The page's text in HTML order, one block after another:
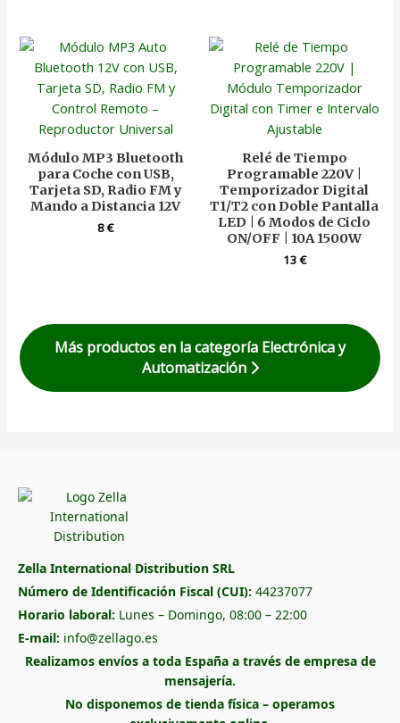
Módulo MP3 Bluetooth
para Coche con USB,
Tarjeta SD, Radio FM y
Mando a Distancia 12V
8€
Relé de Tiempo
Programable 220V |
Temporizador Digital
T1/T2 con Doble Pantalla
LED | 6 Modos de Ciclo
ON/OFF | 10A 1500W
13€
Más productos en la categoría Electrónica y
Automatización
Zella International Distribution SRL
Número de Identificación Fiscal (CUI): 44237077
Horario laboral: Lunes – Domingo, 08:00 – 22:00
E-mail: info@zellago.es
Realizamos envíos a toda España a través de empresa de
mensajería.
No disponemos de tienda física – operamos